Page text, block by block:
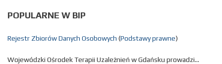
POPULARNE W BIP
Rejestr Zbiorów Danych Osobowych (Podstawy prawne)
Wojewódzki Ośrodek Terapii Uzależnień w Gdańsku prowadzi...